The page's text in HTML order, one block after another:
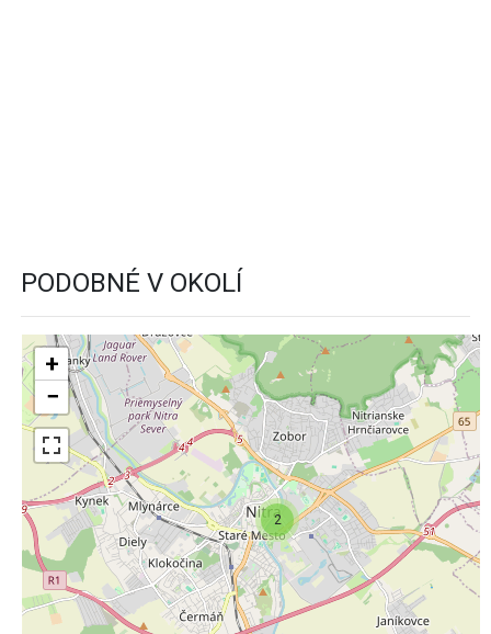
PODOBNÉ V OKOLÍ
2
+
−